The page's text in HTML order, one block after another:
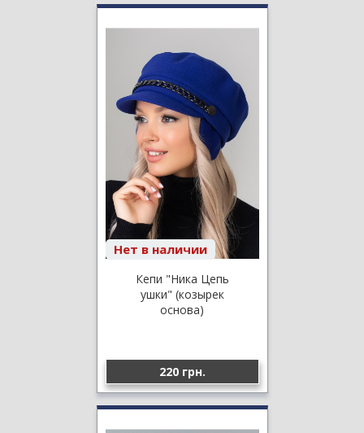
Нет в наличии
Кепи "Ника Цепь
ушки" (козырек
основа)
220 грн.